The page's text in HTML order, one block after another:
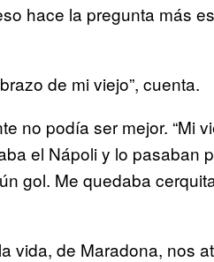
hace la pregunta más
de mi viejo”, cuenta.
no podía ser mejor. “Mi
el Nápoli y lo pasaban
gol. Me quedaba
vida, de Maradona, nos